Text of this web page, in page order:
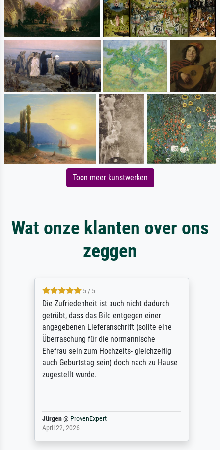
Toon meer kunstwerken
Wat onze klanten over ons
zeggen
5 / 5
Die Zufriedenheit ist auch nicht dadurch
getrübt, dass das Bild entgegen einer
angegebenen Lieferanschrift (sollte eine
Überraschung für die normannische
Ehefrau sein zum Hochzeits- gleichzeitig
auch Geburtstag sein) doch nach zu Hause
zugestellt wurde.
Jürgen@ ProvenExpert
April 22, 2026